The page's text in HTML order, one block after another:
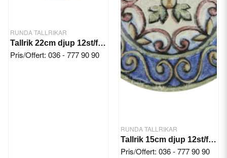
RUNDA TALLRIKAR
Tallrik 22cm djup 12st/frp. Canyon
Pris/Offert: 036 - 777 90 90
RUNDA TALLRIKAR
Tallrik 15cm djup 12st/frp. Amalfi Lona
Pris/Offert: 036 - 777 90 90